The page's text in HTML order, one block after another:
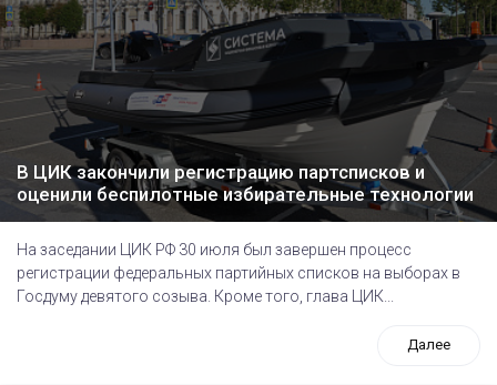
В ЦИК закончили регистрацию партсписков и
оценили беспилотные избирательные технологии
На заседании ЦИК РФ 30 июля был завершен процесс
регистрации федеральных партийных списков на выборах в
Госдуму девятого созыва. Кроме того, глава ЦИК...
Далее